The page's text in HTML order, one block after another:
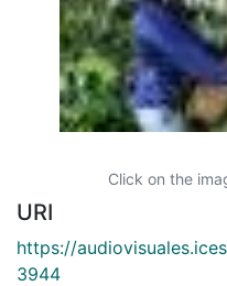
Click on the
URI
https://
3944